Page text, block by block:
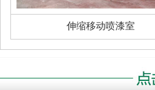
伸缩移动喷漆室